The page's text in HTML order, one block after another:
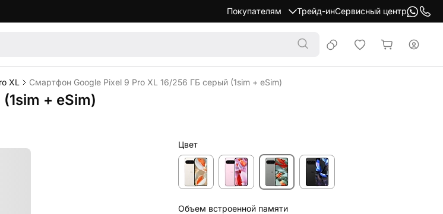
Покупателям Трейд-инСервисный центр
XL Смартфон Google Pixel 9 Pro XL 16/256 ГБ серый (1sim + eSim)
+ eSim)
Цвет
Объем встроенной памяти